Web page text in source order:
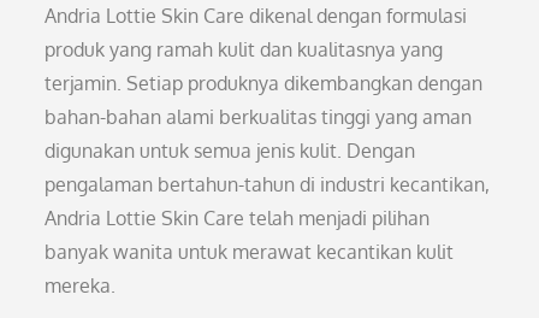
Andria Lottie Skin Care dikenal dengan formulasi
produk yang ramah kulit dan kualitasnya yang
terjamin. Setiap produknya dikembangkan dengan
bahan-bahan alami berkualitas tinggi yang aman
digunakan untuk semua jenis kulit. Dengan
pengalaman bertahun-tahun di industri kecantikan,
Andria Lottie Skin Care telah menjadi pilihan
banyak wanita untuk merawat kecantikan kulit
mereka.